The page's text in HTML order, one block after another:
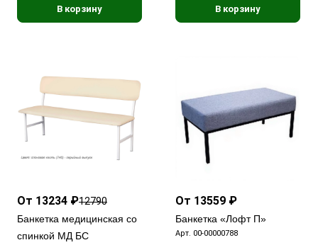
В корзину В корзину
От 13234 ₽12790
Банкетка медицинская со
спинкой МД БС
От 13559 ₽
Банкетка «Лофт П»
Арт. 00-00000788